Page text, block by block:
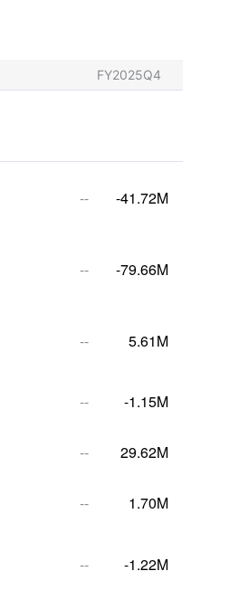
FY2025Q4
-- -41.72M
-- -79.66M
-- 5.61M
-- -1.15M
-- 29.62M
-- 1.70M
-- -1.22M